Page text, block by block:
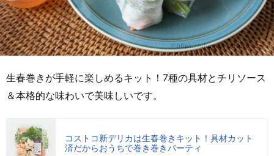
生春巻きが手軽に楽しめるキット！7種の具材とチリソース
＆本格的な味わいで美味しいです。
コストコ新デリカは生春巻きキット！具材カット
済だからおうちで巻き巻きパーティ